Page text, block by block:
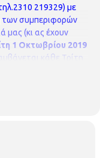
219329) με
των συμπεριφορών
μας (κι ας έχουν
1 Οκτωβρίου 2019
κάθε Τρίτη
20 άτομα. Θα